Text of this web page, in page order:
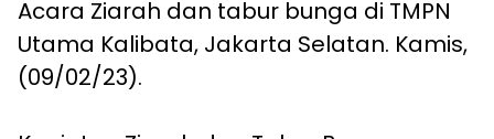
Acara Ziarah dan tabur bunga di TMPN
Utama Kalibata, Jakarta Selatan. Kamis,
(09/02/23).